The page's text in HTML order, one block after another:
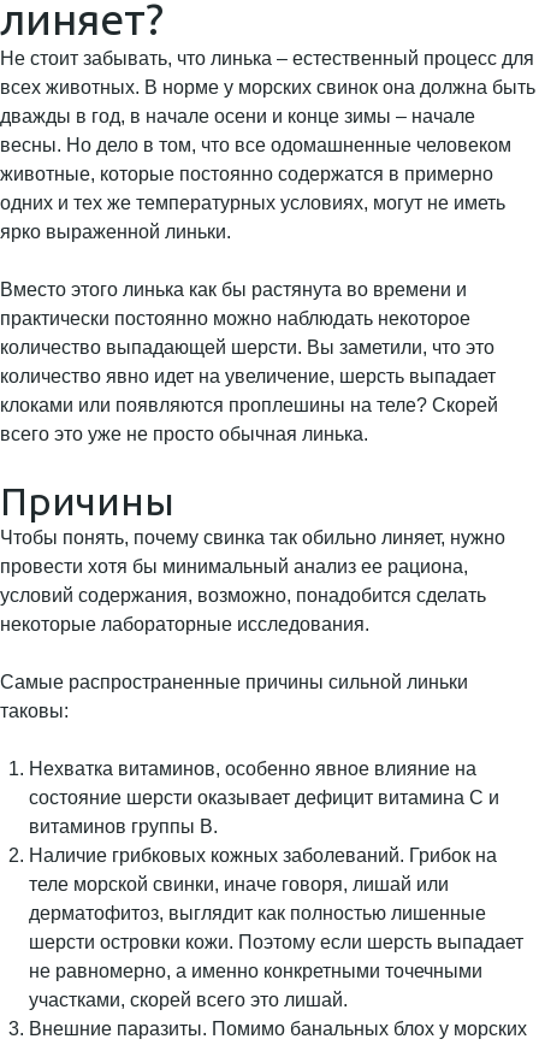
линяет?
Не стоит забывать, что линька – естественный процесс для
всех животных. В норме у морских свинок она должна быть
дважды в год, в начале осени и конце зимы – начале
весны. Но дело в том, что все одомашненные человеком
животные, которые постоянно содержатся в примерно
одних и тех же температурных условиях, могут не иметь
ярко выраженной линьки.
Вместо этого линька как бы растянута во времени и
практически постоянно можно наблюдать некоторое
количество выпадающей шерсти. Вы заметили, что это
количество явно идет на увеличение, шерсть выпадает
клоками или появляются проплешины на теле? Скорей
всего это уже не просто обычная линька.
Причины
Чтобы понять, почему свинка так обильно линяет, нужно
провести хотя бы минимальный анализ ее рациона,
условий содержания, возможно, понадобится сделать
некоторые лабораторные исследования.
Самые распространенные причины сильной линьки
таковы:
Нехватка витаминов, особенно явное влияние на
состояние шерсти оказывает дефицит витамина С и
витаминов группы В.
Наличие грибковых кожных заболеваний. Грибок на
теле морской свинки, иначе говоря, лишай или
дерматофитоз, выглядит как полностью лишенные
шерсти островки кожи. Поэтому если шерсть выпадает
не равномерно, а именно конкретными точечными
участками, скорей всего это лишай.
Внешние паразиты. Помимо банальных блох у морских